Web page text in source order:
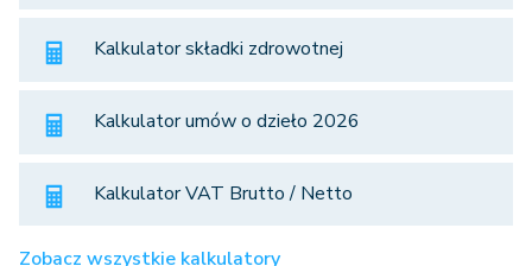
Kalkulator składki zdrowotnej
Kalkulator umów o dzieło 2026
Kalkulator VAT Brutto / Netto
Zobacz wszystkie kalkulatory